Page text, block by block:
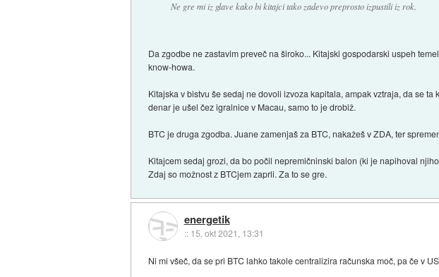
Ne gre mi iz glave kako bi kitajci tako zadevo preprosto izpustili iz rok.
Da zgodbe ne zastavim preveč na široko... Kitajski gospodarski uspeh
know-howa.
Kitajska v bistvu še sedaj ne dovoli izvoza kapitala, ampak vztraja, da se
denar je ušel čez igralnice v Macau, samo to je drobiž.
BTC je druga zgodba. Juane zamenjaš za BTC, nakažeš v ZDA, ter
Kitajcem sedaj grozi, da bo počil nepremičninski balon (ki je napihoval
Zdaj so možnost z BTCjem zaprli. Za to se gre.
energetik
:: 15. okt 2021, 13:31
Ni mi všeč, da se pri BTC lahko takole centralizira računska moč, pa če v